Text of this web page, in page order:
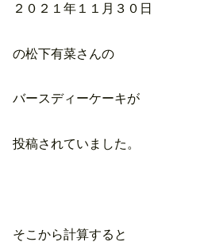
２０２１年１１月３０日
の松下有菜さんの
バースディーケーキが
投稿されていました。
そこから計算すると